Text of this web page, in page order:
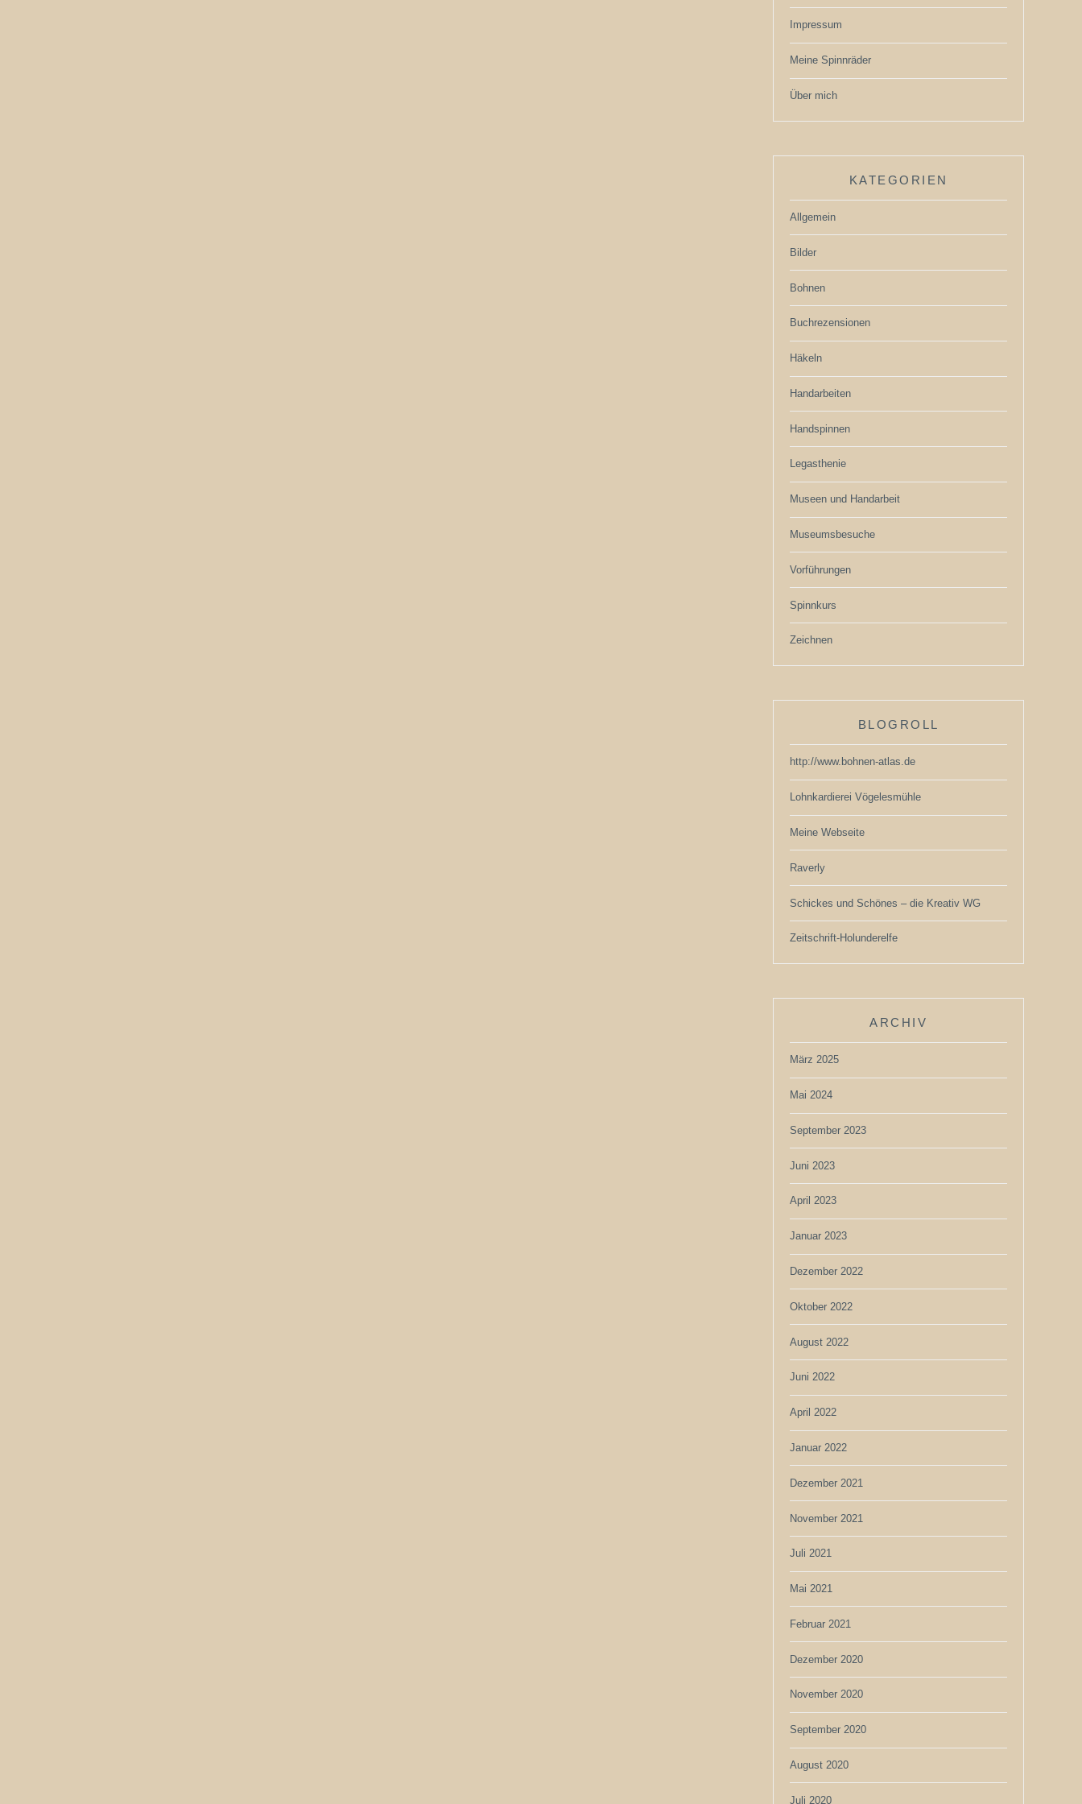
Impressum
Meine Spinnräder
Über mich
KATEGORIEN
Allgemein
Bilder
Bohnen
Buchrezensionen
Häkeln
Handarbeiten
Handspinnen
Legasthenie
Museen und Handarbeit
Museumsbesuche
Vorführungen
Spinnkurs
Zeichnen
BLOGROLL
http://www.bohnen-atlas.de
Lohnkardierei Vögelesmühle
Meine Webseite
Raverly
Schickes und Schönes – die Kreativ WG
Zeitschrift-Holunderelfe
ARCHIV
März 2025
Mai 2024
September 2023
Juni 2023
April 2023
Januar 2023
Dezember 2022
Oktober 2022
August 2022
Juni 2022
April 2022
Januar 2022
Dezember 2021
November 2021
Juli 2021
Mai 2021
Februar 2021
Dezember 2020
November 2020
September 2020
August 2020
Juli 2020